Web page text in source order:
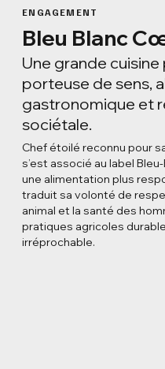
ENGAGEMENT
Bleu Blanc
Une grande
porteuse de sens,
gastronomique et
sociétale.
Chef étoilé reconnu pour
s’est associé au label
une alimentation plus
traduit sa volonté de
animal et la santé des
pratiques agricoles
irréprochable.